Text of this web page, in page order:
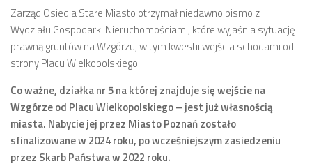
Komisje i koordynatorzy
Dyżury
Sesje
numer 6(16)/2022
numer 4-5(14-15)/2021
numer 2-3(12-13)/2020
Zarząd Osiedla Stare Miasto otrzymał niedawno pismo z
Wydziału Gospodarki Nieruchomościami, które wyjaśnia sytuację
prawną gruntów na Wzgórzu, w tym kwestii wejścia schodami od
strony Placu Wielkopolskiego.
Co ważne, działka nr 5 na której znajduje się wejście na
Wzgórze od Placu Wielkopolskiego – jest już własnością
miasta. Nabycie jej przez Miasto Poznań zostało
sfinalizowane w 2024 roku, po wcześniejszym zasiedzeniu
przez Skarb Państwa w 2022 roku.